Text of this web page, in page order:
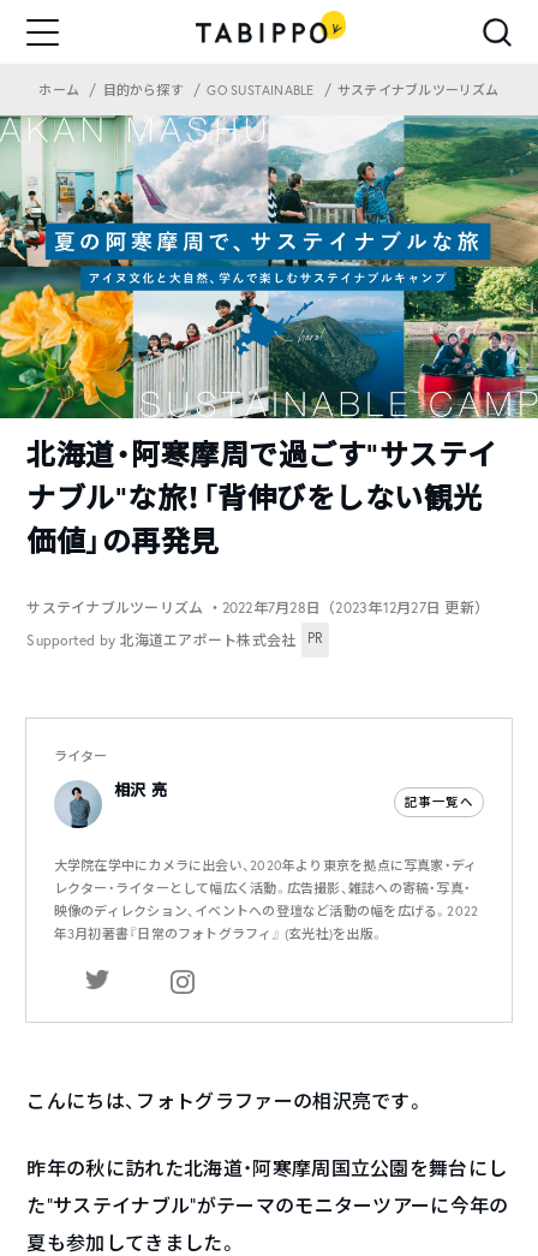
ホーム 目的から探す GO SUSTAINABLE サステイナブルツーリズム
北海道・阿寒摩周で過ごす“サステイ
ナブル”な旅！「背伸びをしない観光
価値」の再発見
サステイナブルツーリズム ・2022年7月28日（2023年12月27日 更新）
Supported by 北海道エアポート株式会社
PR
ライター
相沢 亮
記事一覧へ
大学院在学中にカメラに出会い、2020年より東京を拠点に写真家・ディ
レクター・ライターとして幅広く活動。広告撮影、雑誌への寄稿・写真・
映像のディレクション、イベントへの登壇など活動の幅を広げる。2022
年3月初著書『日常のフォトグラフィ』 (玄光社)を出版。
こんにちは、フォトグラファーの相沢亮です。
昨年の秋に訪れた北海道・阿寒摩周国立公園を舞台にし
た“サステイナブル”がテーマのモニターツアーに今年の
夏も参加してきました。